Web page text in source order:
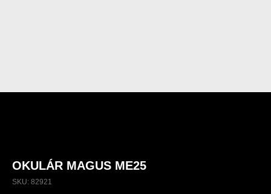
OKULÁR MAGUS ME25
SKU: 82921